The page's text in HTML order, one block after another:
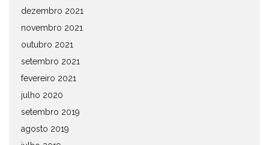
dezembro 2021
novembro 2021
outubro 2021
setembro 2021
fevereiro 2021
julho 2020
setembro 2019
agosto 2019